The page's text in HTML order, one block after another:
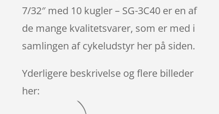
7/32″ med 10 kugler – SG-3C40 er en af
de mange kvalitetsvarer, som er med i
samlingen af cykeludstyr her på siden.
Yderligere beskrivelse og flere billeder
her: